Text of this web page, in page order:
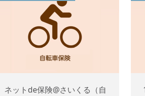
ネットde保険@さいくる（自